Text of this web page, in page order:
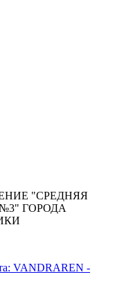
"СРЕДНЯЯ
ГОРОДА
VANDRAREN -